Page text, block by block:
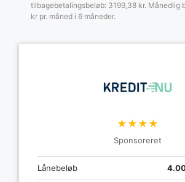
tilbagebetalingsbeløb: 3199,38 kr. Månedlig
kr pr. måned i 6 måneder.
★★★★
Sponsoreret
Lånebeløb